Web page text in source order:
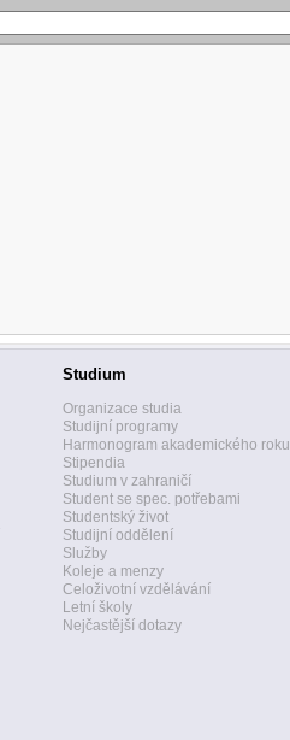
Studium
Organizace studia
Studijní programy
Harmonogram akademického roku
Stipendia
Studium v zahraničí
Student se spec. potřebami
Studentský život
Studijní oddělení
Služby
Koleje a menzy
Celoživotní vzdělávání
Letní školy
Nejčastější dotazy